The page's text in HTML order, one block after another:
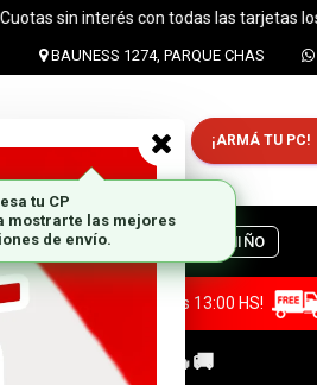
sin interés con todas las tarjetas los
BAUNESS 1274, PARQUE CHAS
Ingresar CP y ciudad ¡ARMÁ TU PC!
MARCAS DIA DEL NIÑO
tu compra antes de las 13:00 HS!
UNA PC GAMER🔥🚚